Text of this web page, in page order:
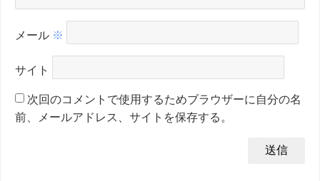
メール ※
サイト
次回のコメントで使用するためブラウザーに自分の名
前、メールアドレス、サイトを保存する。